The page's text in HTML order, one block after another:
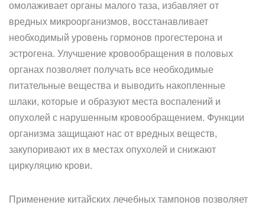
омолаживает органы малого таза, избавляет от
вредных микроорганизмов, восстанавливает
необходимый уровень гормонов прогестерона и
эстрогена. Улучшение кровообращения в половых
органах позволяет получать все необходимые
питательные вещества и выводить накопленные
шлаки, которые и образуют места воспалений и
опухолей с нарушенным кровообращением. Функции
организма защищают нас от вредных веществ,
закупоривают их в местах опухолей и снижают
циркуляцию крови.
Применение китайских лечебных тампонов позволяет